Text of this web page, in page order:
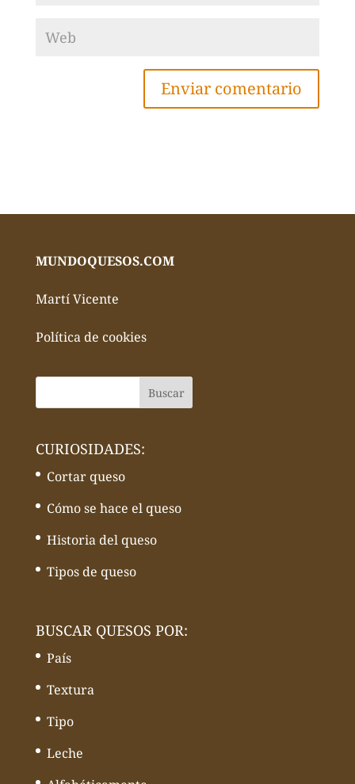
MUNDOQUESOS.COM
Martí Vicente
Política de cookies
CURIOSIDADES:
Cortar queso
Cómo se hace el queso
Historia del queso
Tipos de queso
BUSCAR QUESOS POR:
País
Textura
Tipo
Leche